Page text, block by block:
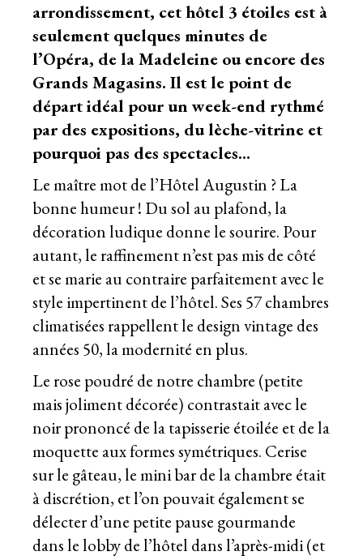
arrondissement, cet hôtel 3 étoiles est à
seulement quelques minutes de
l’Opéra, de la Madeleine ou encore des
Grands Magasins. Il est le point de
départ idéal pour un week-end rythmé
par des expositions, du lèche-vitrine et
pourquoi pas des spectacles…
Le maître mot de l’Hôtel Augustin ? La
bonne humeur ! Du sol au plafond, la
décoration ludique donne le sourire. Pour
autant, le raffinement n’est pas mis de côté
et se marie au contraire parfaitement avec le
style impertinent de l’hôtel. Ses 57 chambres
climatisées rappellent le design vintage des
années 50, la modernité en plus.
Le rose poudré de notre chambre (petite
mais joliment décorée) contrastait avec le
noir prononcé de la tapisserie étoilée et de la
moquette aux formes symétriques. Cerise
sur le gâteau, le mini bar de la chambre était
à discrétion, et l’on pouvait également se
délecter d’une petite pause gourmande
dans le lobby de l’hôtel dans l’après-midi (et